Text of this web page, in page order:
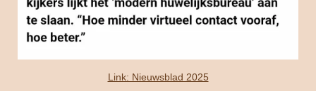
Link: Nieuwsblad 2025